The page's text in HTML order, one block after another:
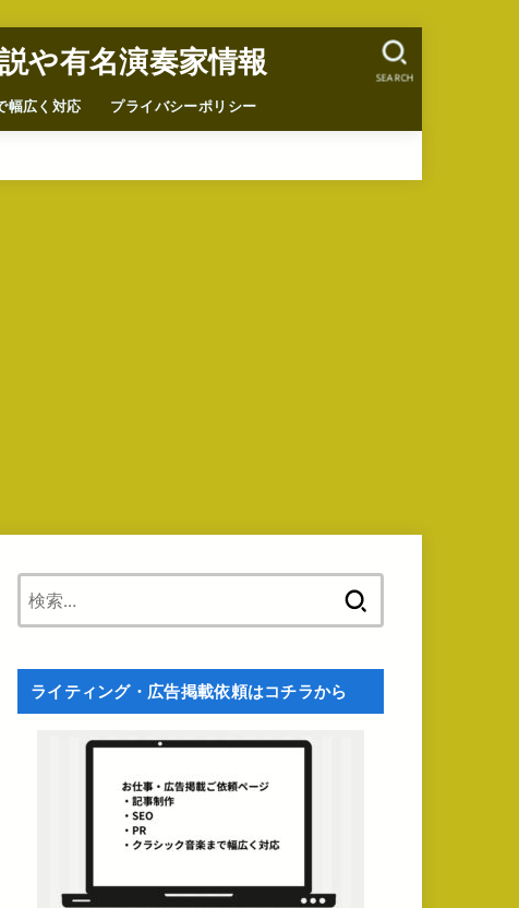
や有名演奏家情報
幅広く対応 プライバシーポリシー
SEARCH
ライティング・広告掲載依頼はコチラから